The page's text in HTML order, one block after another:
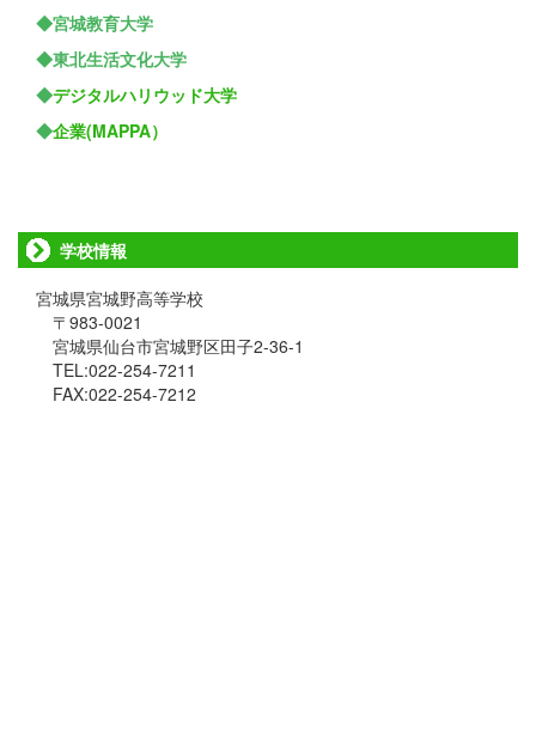
◆宮城教育大学
◆東北生活文化大学
◆デジタルハリウッド大学
◆企業(MAPPA）
学校情報
宮城県宮城野高等学校
〒983-0021
宮城県仙台市宮城野区田子2-36-1
TEL:022-254-7211
FAX:022-254-7212